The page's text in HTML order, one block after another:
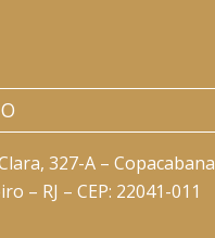
327-A – Copacabana
– RJ – CEP: 22041-011